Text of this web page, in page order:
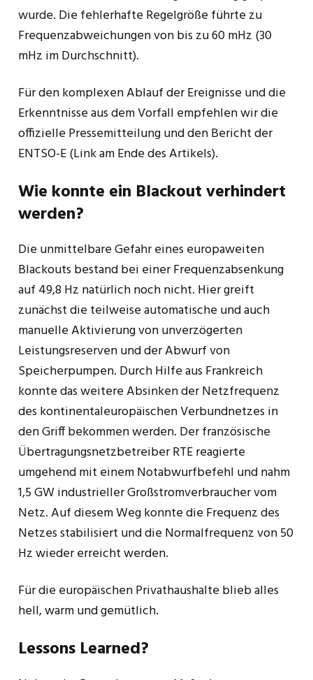
wurde. Die fehlerhafte Regelgröße führte zu
Frequenzabweichungen von bis zu 60 mHz (30
mHz im Durchschnitt).
Für den komplexen Ablauf der Ereignisse und die
Erkenntnisse aus dem Vorfall empfehlen wir die
offizielle Pressemitteilung und den Bericht der
ENTSO-E (Link am Ende des Artikels).
Wie konnte ein Blackout verhindert
werden?
Die unmittelbare Gefahr eines europaweiten
Blackouts bestand bei einer Frequenzabsenkung
auf 49,8 Hz natürlich noch nicht. Hier greift
zunächst die teilweise automatische und auch
manuelle Aktivierung von unverzögerten
Leistungsreserven und der Abwurf von
Speicherpumpen. Durch Hilfe aus Frankreich
konnte das weitere Absinken der Netzfrequenz
des kontinentaleuropäischen Verbundnetzes in
den Griff bekommen werden. Der französische
Übertragungsnetzbetreiber RTE reagierte
umgehend mit einem Notabwurfbefehl und nahm
1,5 GW industrieller Großstromverbraucher vom
Netz. Auf diesem Weg konnte die Frequenz des
Netzes stabilisiert und die Normalfrequenz von 50
Hz wieder erreicht werden.
Für die europäischen Privathaushalte blieb alles
hell, warm und gemütlich.
Lessons Learned?